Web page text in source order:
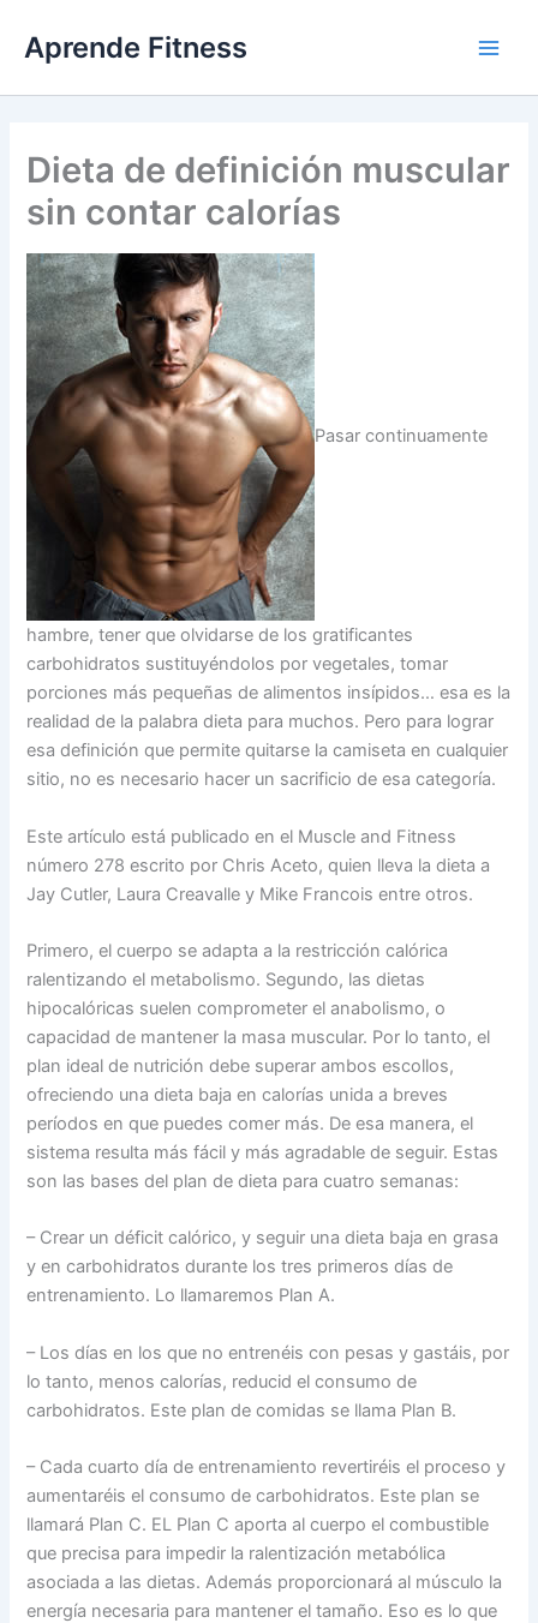
contenido
Aprende Fitness
Dieta de definición muscular
sin contar calorías
Pasar continuamente
hambre, tener que olvidarse de los gratificantes
carbohidratos sustituyéndolos por vegetales, tomar
porciones más pequeñas de alimentos insípidos… esa es la
realidad de la palabra dieta para muchos. Pero para lograr
esa definición que permite quitarse la camiseta en cualquier
sitio, no es necesario hacer un sacrificio de esa categoría.
Este artículo está publicado en el Muscle and Fitness
número 278 escrito por Chris Aceto, quien lleva la dieta a
Jay Cutler, Laura Creavalle y Mike Francois entre otros.
Primero, el cuerpo se adapta a la restricción calórica
ralentizando el metabolismo. Segundo, las dietas
hipocalóricas suelen comprometer el anabolismo, o
capacidad de mantener la masa muscular. Por lo tanto, el
plan ideal de nutrición debe superar ambos escollos,
ofreciendo una dieta baja en calorías unida a breves
períodos en que puedes comer más. De esa manera, el
sistema resulta más fácil y más agradable de seguir. Estas
son las bases del plan de dieta para cuatro semanas:
– Crear un déficit calórico, y seguir una dieta baja en grasa
y en carbohidratos durante los tres primeros días de
entrenamiento. Lo llamaremos Plan A.
– Los días en los que no entrenéis con pesas y gastáis, por
lo tanto, menos calorías, reducid el consumo de
carbohidratos. Este plan de comidas se llama Plan B.
– Cada cuarto día de entrenamiento revertiréis el proceso y
aumentaréis el consumo de carbohidratos. Este plan se
llamará Plan C. EL Plan C aporta al cuerpo el combustible
que precisa para impedir la ralentización metabólica
asociada a las dietas. Además proporcionará al músculo la
energía necesaria para mantener el tamaño. Eso es lo que